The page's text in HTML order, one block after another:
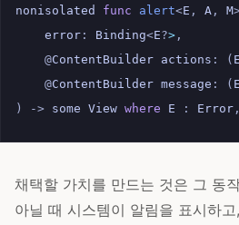
nonisolated func alert<E , A , M
error : Binding<E?> ,
@ContentBuilder actions : ( E
@ContentBuilder message : ( E
)
-> some View where E : Error ,
채택할 가치를 만드는 것은 그 동
아닐 때 시스템이 알림을 표시하